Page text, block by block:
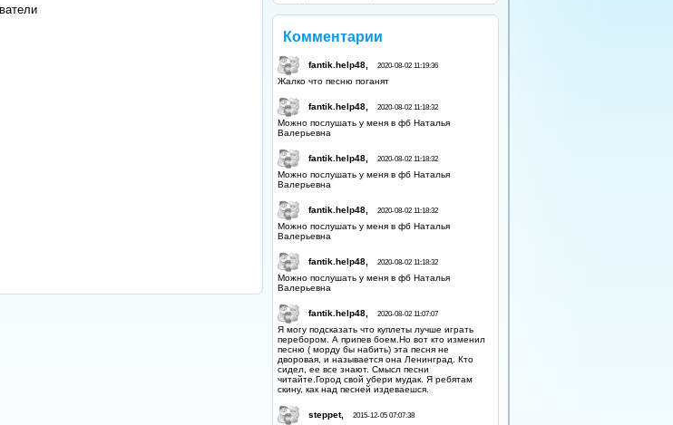
Комментарии
fantik.help48, 2020-08-02 11:19:36
Жалко что песню поганят
fantik.help48, 2020-08-02 11:18:32
Можно послушать у меня в фб Наталья
Валерьевна
fantik.help48, 2020-08-02 11:18:32
Можно послушать у меня в фб Наталья
Валерьевна
fantik.help48, 2020-08-02 11:18:32
Можно послушать у меня в фб Наталья
Валерьевна
fantik.help48, 2020-08-02 11:18:32
Можно послушать у меня в фб Наталья
Валерьевна
fantik.help48, 2020-08-02 11:07:07
Я могу подсказать что куплеты лучше играть
перебором. А припев боем.Но вот кто изменил
песню ( морду бы набить) эта песня не
дворовая, и называется она Ленинград. Кто
сидел, ее все знают. Смысл песни
читайте.Город свой убери мудак. Я ребятам
скину, как над песней издеваешся.
steppet, 2015-12-05 07:07:38